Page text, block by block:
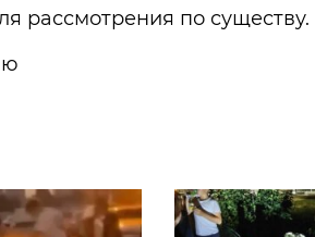
рассмотрения по существу.